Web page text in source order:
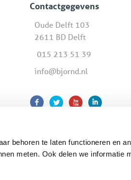
behoren te laten functioneren en
meten. Ook delen we informatie
Contactgegevens
Oude Delft 103
2611 BD Delft
015 213 51 39
info@bjornd.nl
|Cookiebeleid |Disclaimer|